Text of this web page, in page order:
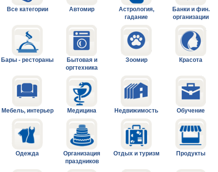
Все категории Автомир
Астрология,
гадание
Банки и фин.
организации
Бары - рестораны
Бытовая и
оргтехника
Зоомир Красота
Мебель, интерьер Медицина Недвижимость Обучение
Одежда
Организация
праздников
Отдых и туризм Продукты